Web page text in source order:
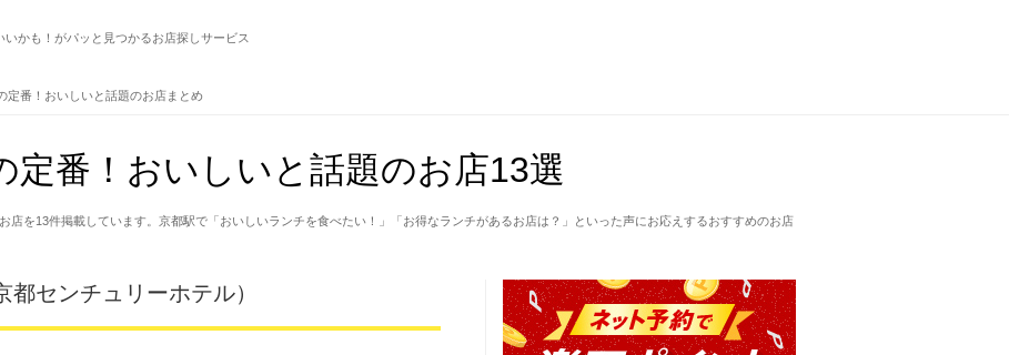
いかも！がパッと見つかるお店探しサービス
定番！おいしいと話題のお店まとめ
定番！おいしいと話題のお店13選
店を13件掲載しています。京都駅で「おいしいランチを食べたい！」「お得なランチがあるお店は？」といった声にお応えするおすすめのお店
センチュリーホテル）